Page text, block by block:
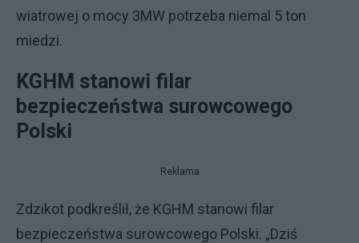
wiatrowej o mocy 3MW potrzeba niemal 5 ton
miedzi.
KGHM stanowi filar
bezpieczeństwa surowcowego
Polski
Reklama
Zdzikot podkreślił, że KGHM stanowi filar
bezpieczeństwa surowcowego Polski. „Dziś